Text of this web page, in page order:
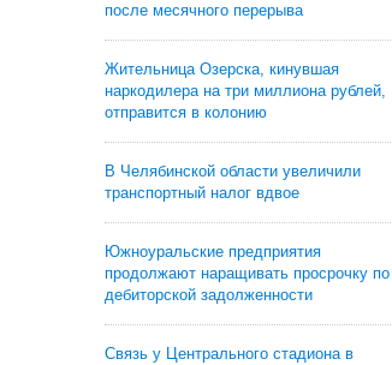
после месячного перерыва
Жительница Озерска, кинувшая
наркодилера на три миллиона рублей,
отправится в колонию
В Челябинской области увеличили
транспортный налог вдвое
Южноуральские предприятия
продолжают наращивать просрочку по
дебиторской задолженности
Связь у Центрального стадиона в